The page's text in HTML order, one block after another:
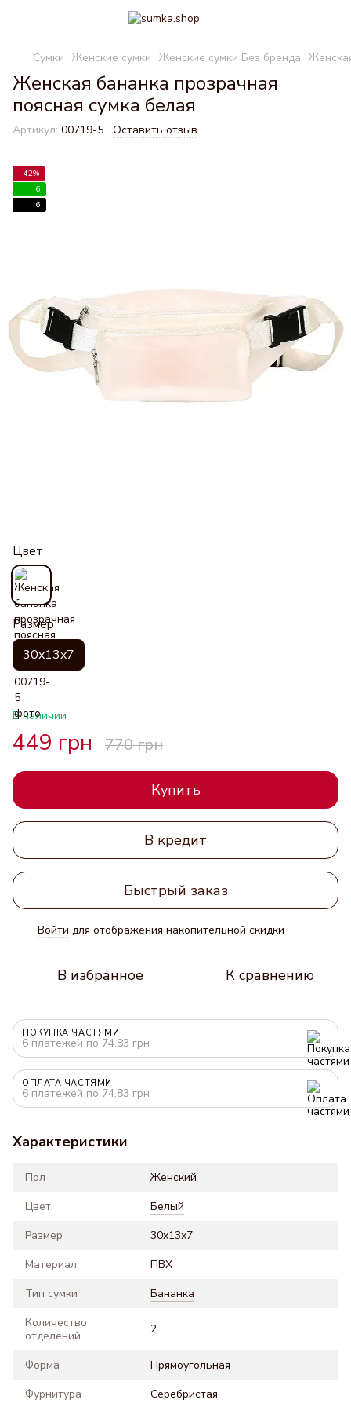
Сумки Женские сумки Женские сумки Без бренда
Женская бананка прозрачная
поясная сумка белая
Артикул: 00719-5 Оставить отзыв
−42%
6
6
Цвет
Размер
30x13x7
В наличии
449 грн 770 грн
Купить
В кредит
Быстрый заказ
Войти для отображения накопительной скидки
В избранное К сравнению
ПОКУПКА ЧАСТЯМИ
6 платежей по 74.83 грн
ОПЛАТА ЧАСТЯМИ
6 платежей по 74.83 грн
Характеристики
Пол
Женский
Цвет
Белый
Размер
30x13x7
Материал
ПВХ
Тип сумки
Бананка
Количество
отделений
2
Форма
Прямоугольная
Фурнитура
Серебристая